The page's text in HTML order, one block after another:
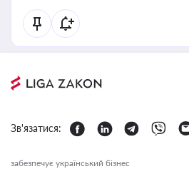
Зв'язатися:
забезпечує український бізнес